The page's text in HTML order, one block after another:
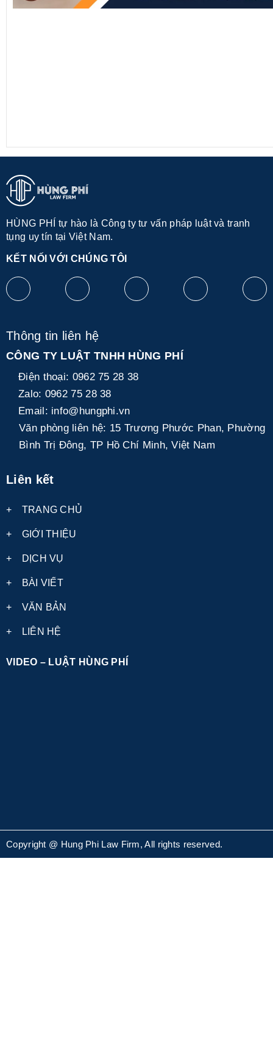
HÙNG PHÍ tự hào là Công ty tư vấn pháp luật và tranh
tụng uy tín tại Việt Nam.
KẾT NỐI VỚI CHÚNG TÔI
Thông tin liên hệ
CÔNG TY LUẬT TNHH HÙNG PHÍ
Điện thoại: 0962 75 28 38
Zalo: 0962 75 28 38
Email: info@hungphi.vn
Văn phòng liên hệ: 15 Trương Phước Phan, Phường
Bình Trị Đông, TP Hồ Chí Minh, Việt Nam
Liên kết
+ TRANG CHỦ
+ GIỚI THIỆU
+ DỊCH VỤ
+ BÀI VIẾT
+ VĂN BẢN
+ LIÊN HỆ
VIDEO – LUẬT HÙNG PHÍ
Copyright @ Hung Phi Law Firm, All rights reserved.